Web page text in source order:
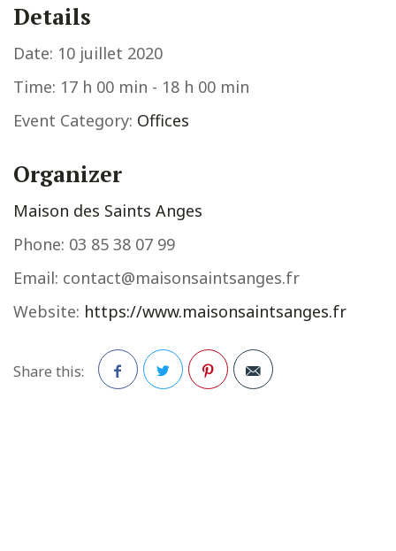
Details
Date: 10 juillet 2020
Time: 17 h 00 min - 18 h 00 min
Event Category: Offices
Organizer
Maison des Saints Anges
Phone: 03 85 38 07 99
Email: contact@maisonsaintsanges.fr
Website: https://www.maisonsaintsanges.fr
Share this: